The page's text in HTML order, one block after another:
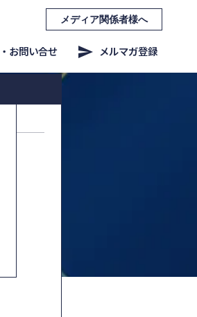
メディア関係者様へ
お問い合せ send メルマガ登録